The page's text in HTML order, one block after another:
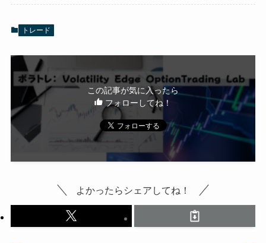
トレード
この記事が気に入ったら
フォローしてね！
よかったらシェアしてね！